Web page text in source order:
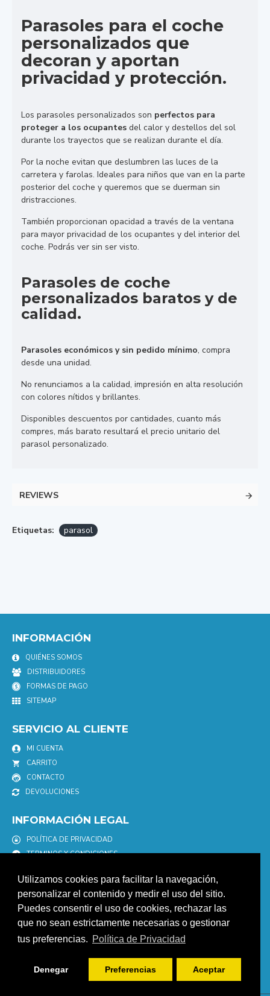
Utilizamos cookies para facilitar la navegación,
personalizar el contenido y medir el uso del sitio.
Puedes consentir el uso de cookies, rechazar las
que no sean estrictamente necesarias o gestionar
tus preferencias. Política de Privacidad
Denegar Preferencias Aceptar
Parasoles para el coche
personalizados que
decoran y aportan
privacidad y protección.
Los parasoles personalizados son perfectos para
proteger a los ocupantes del calor y destellos del sol
durante los trayectos que se realizan durante el día.
Por la noche evitan que deslumbren las luces de la
carretera y farolas. Ideales para niños que van en la parte
posterior del coche y queremos que se duerman sin
dristracciones.
También proporcionan opacidad a través de la ventana
para mayor privacidad de los ocupantes y del interior del
coche. Podrás ver sin ser visto.
Parasoles de coche
personalizados baratos y de
calidad.
Parasoles económicos y sin pedido mínimo, compra
desde una unidad.
No renunciamos a la calidad, impresión en alta resolución
con colores nítidos y brillantes.
Disponibles descuentos por cantidades, cuanto más
compres, más barato resultará el precio unitario del
parasol personalizado.
REVIEWS
Etiquetas: parasol
INFORMACIÓN
QUIÉNES SOMOS
DISTRIBUIDORES
FORMAS DE PAGO
SITEMAP
SERVICIO AL CLIENTE
MI CUENTA
CARRITO
CONTACTO
DEVOLUCIONES
INFORMACIÓN LEGAL
POLÍTICA DE PRIVACIDAD
TERMINOS Y CONDICIONES
AVISO LEGAL
NEWSLETTER
Únete a nuestro newletter para estar informad@ de nuestras
promociones y descuentos.
ENVIAR